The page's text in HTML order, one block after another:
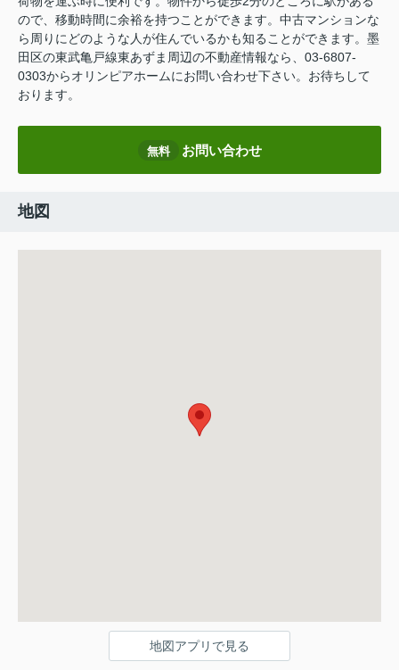
ので、移動時間に余裕を持つことができます。中古マンションな
ら周りにどのような人が住んでいるかも知ることができます。墨
田区の東武亀戸線東あずま周辺の不動産情報なら、03-6807-
0303からオリンピアホームにお問い合わせ下さい。お待ちして
おります。
無料 お問い合わせ
地図
地図アプリで見る